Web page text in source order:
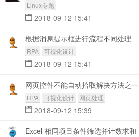
Linux专题
2018-09-12 15:41
根据消息提示框进行流程不同处理
RPA 可视化设计
2018-09-12 15:41
网页控件不能自动拾取解决方法之一
RPA 可视化设计 网页处理
2018-09-12 15:39
Excel 相同项目条件筛选并计数求和